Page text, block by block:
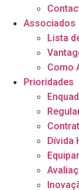
Associados
Lista
Como
Prioridades
Dívida